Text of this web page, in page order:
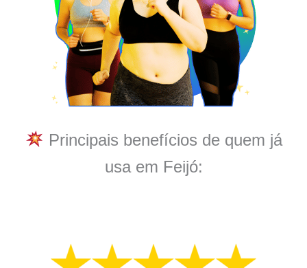
Principais benefícios de quem já
usa em Feijó: